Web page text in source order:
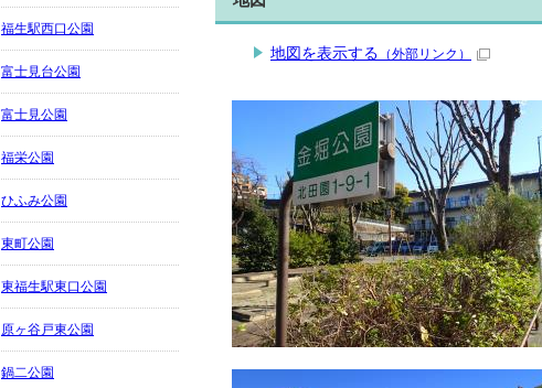
地図を表示する （外部リンク）
福生駅西口公園
富士見台公園
富士見公園
福栄公園
ひふみ公園
東町公園
東福生駅東口公園
原ヶ谷戸東公園
鍋二公園